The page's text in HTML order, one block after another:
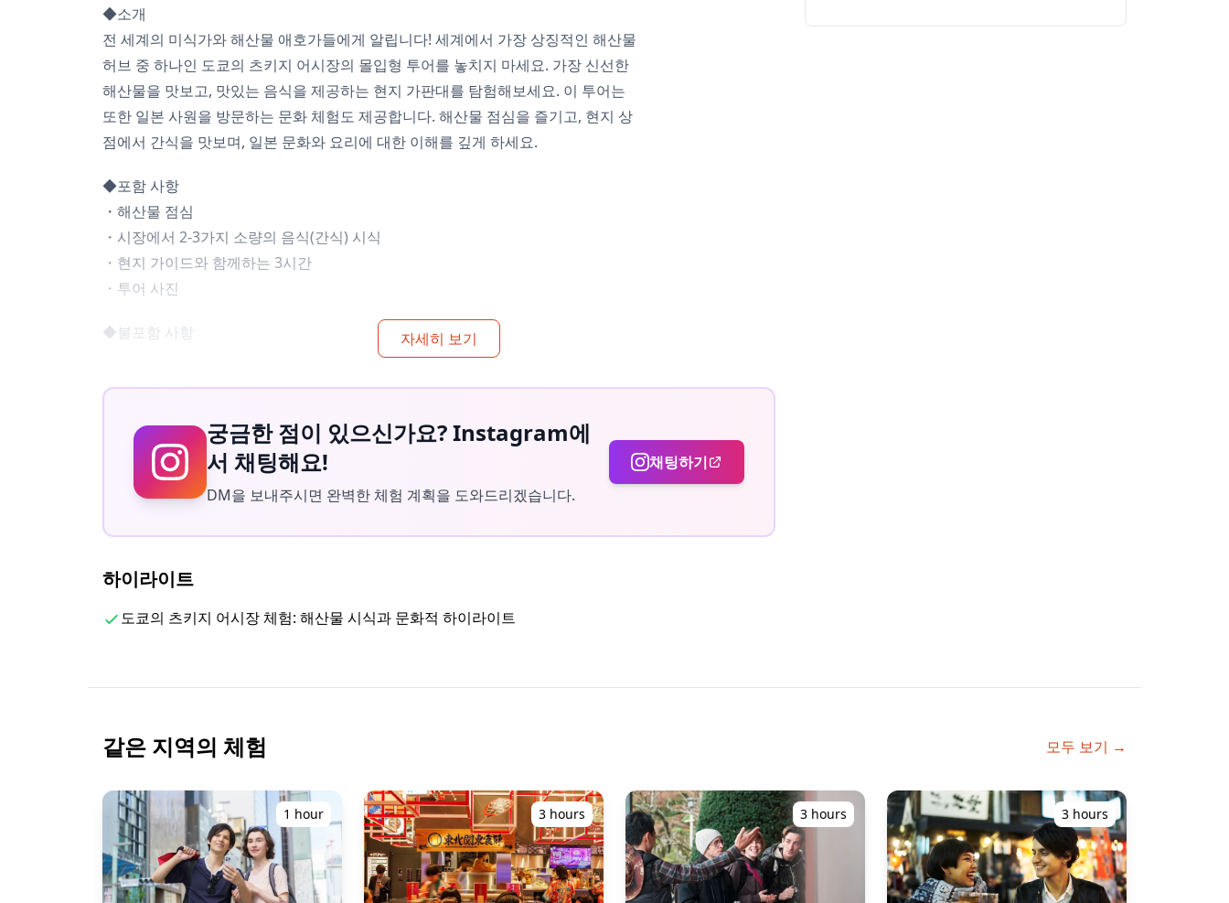
◆소개
전 세계의 미식가와 해산물 애호가들에게 알립니다! 세계에서 가장 상징적인 해산물
허브 중 하나인 도쿄의 츠키지 어시장의 몰입형 투어를 놓치지 마세요. 가장 신선한
해산물을 맛보고, 맛있는 음식을 제공하는 현지 가판대를 탐험해보세요. 이 투어는
또한 일본 사원을 방문하는 문화 체험도 제공합니다. 해산물 점심을 즐기고, 현지 상
점에서 간식을 맛보며, 일본 문화와 요리에 대한 이해를 깊게 하세요.
◆포함 사항
・해산물 점심
・시장에서 2-3가지 소량의 음식(간식) 시식
・현지 가이드와 함께하는 3시간
・투어 사진
◆불포함 사항
◆일정
■츠키지역 (만남 장소)
츠키지역(도쿄 메트로 히비야선 H11) 1번 출구 밖에서 가이드와 만나세요
・츠키지 어시장
■옛 츠키지 시장
시장에서 음식 시식
외부 시장을 탐험하고 현지 간식도 즐겨보세요!
■시오도메 타워 (종료 지점)
시오도메 타워에서 투어를 마무리합니다
자세히 보기
궁금한 점이 있으신가요? Instagram에
서 채팅해요!
DM을 보내주시면 완벽한 체험 계획을 도와드리겠습니다.
채팅하기
하이라이트
도쿄의 츠키지 어시장 체험: 해산물 시식과 문화적 하이라이트
같은 지역의 체험 모두 보기 →
1 hour 3 hours 3 hours 3 hours